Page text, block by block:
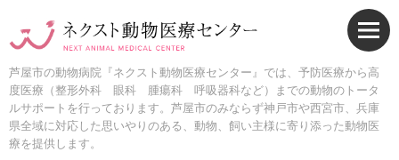
芦屋市の動物病院『ネクスト動物医療センター』では、予防医療から高
度医療（整形外科 眼科 腫瘍科 呼吸器科など）までの動物のトータ
ルサポートを行っております。芦屋市のみならず神戸市や西宮市、兵庫
県全域に対応した思いやりのある、動物、飼い主様に寄り添った動物医
療を提供します。